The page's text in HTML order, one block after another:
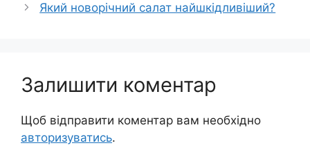
Який новорічний салат найшкідливіший?
Залишити коментар
Щоб відправити коментар вам необхідно
авторизуватись.